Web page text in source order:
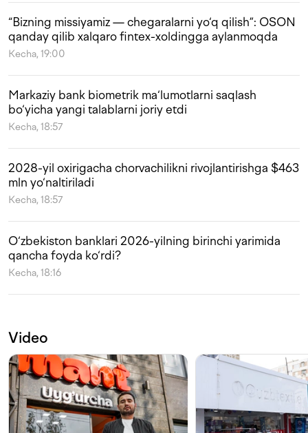
“Bizning missiyamiz — chegaralarni yo‘q qilish”: OSON
qanday qilib xalqaro fintex-xoldingga aylanmoqda
Kecha, 19:00
Markaziy bank biometrik ma‘lumotlarni saqlash
bo‘yicha yangi talablarni joriy etdi
Kecha, 18:57
2028-yil oxirigacha chorvachilikni rivojlantirishga $463
mln yo‘naltiriladi
Kecha, 18:57
O‘zbekiston banklari 2026-yilning birinchi yarimida
qancha foyda ko‘rdi?
Kecha, 18:16
Video